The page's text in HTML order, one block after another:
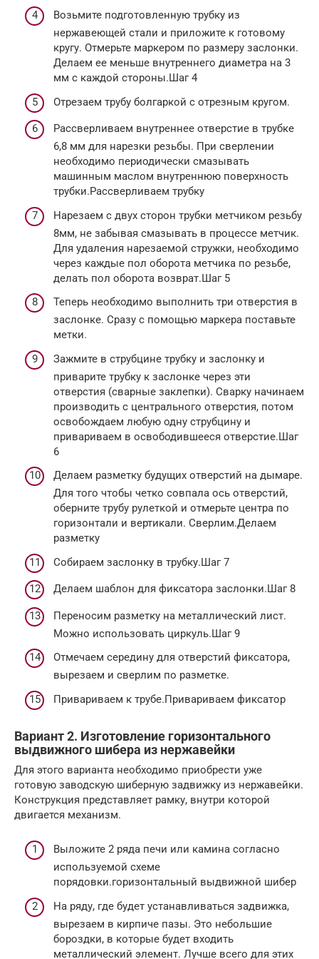
Возьмите подготовленную трубку из
нержавеющей стали и приложите к готовому
кругу. Отмерьте маркером по размеру заслонки.
Делаем ее меньше внутреннего диаметра на 3
мм с каждой стороны.Шаг 4
Отрезаем трубу болгаркой с отрезным кругом.
Рассверливаем внутреннее отверстие в трубке
6,8 мм для нарезки резьбы. При сверлении
необходимо периодически смазывать
машинным маслом внутреннюю поверхность
трубки.Рассверливаем трубку
Нарезаем с двух сторон трубки метчиком резьбу
8мм, не забывая смазывать в процессе метчик.
Для удаления нарезаемой стружки, необходимо
через каждые пол оборота метчика по резьбе,
делать пол оборота возврат.Шаг 5
Теперь необходимо выполнить три отверстия в
заслонке. Сразу с помощью маркера поставьте
метки.
Зажмите в струбцине трубку и заслонку и
приварите трубку к заслонке через эти
отверстия (сварные заклепки). Сварку начинаем
производить с центрального отверстия, потом
освобождаем любую одну струбцину и
привариваем в освободившееся отверстие.Шаг
6
Делаем разметку будущих отверстий на дымаре.
Для того чтобы четко совпала ось отверстий,
оберните трубу рулеткой и отмерьте центра по
горизонтали и вертикали. Сверлим.Делаем
разметку
Собираем заслонку в трубку.Шаг 7
Делаем шаблон для фиксатора заслонки.Шаг 8
Переносим разметку на металлический лист.
Можно использовать циркуль.Шаг 9
Отмечаем середину для отверстий фиксатора,
вырезаем и сверлим по разметке.
Привариваем к трубе.Привариваем фиксатор
Вариант 2. Изготовление горизонтального
выдвижного шибера из нержавейки
Для этого варианта необходимо приобрести уже
готовую заводскую шиберную задвижку из нержавейки.
Конструкция представляет рамку, внутри которой
двигается механизм.
Выложите 2 ряда печи или камина согласно
используемой схеме
порядовки.горизонтальный выдвижной шибер
На ряду, где будет устанавливаться задвижка,
вырезаем в кирпиче пазы. Это небольшие
бороздки, в которые будет входить
металлический элемент. Лучше всего для этих